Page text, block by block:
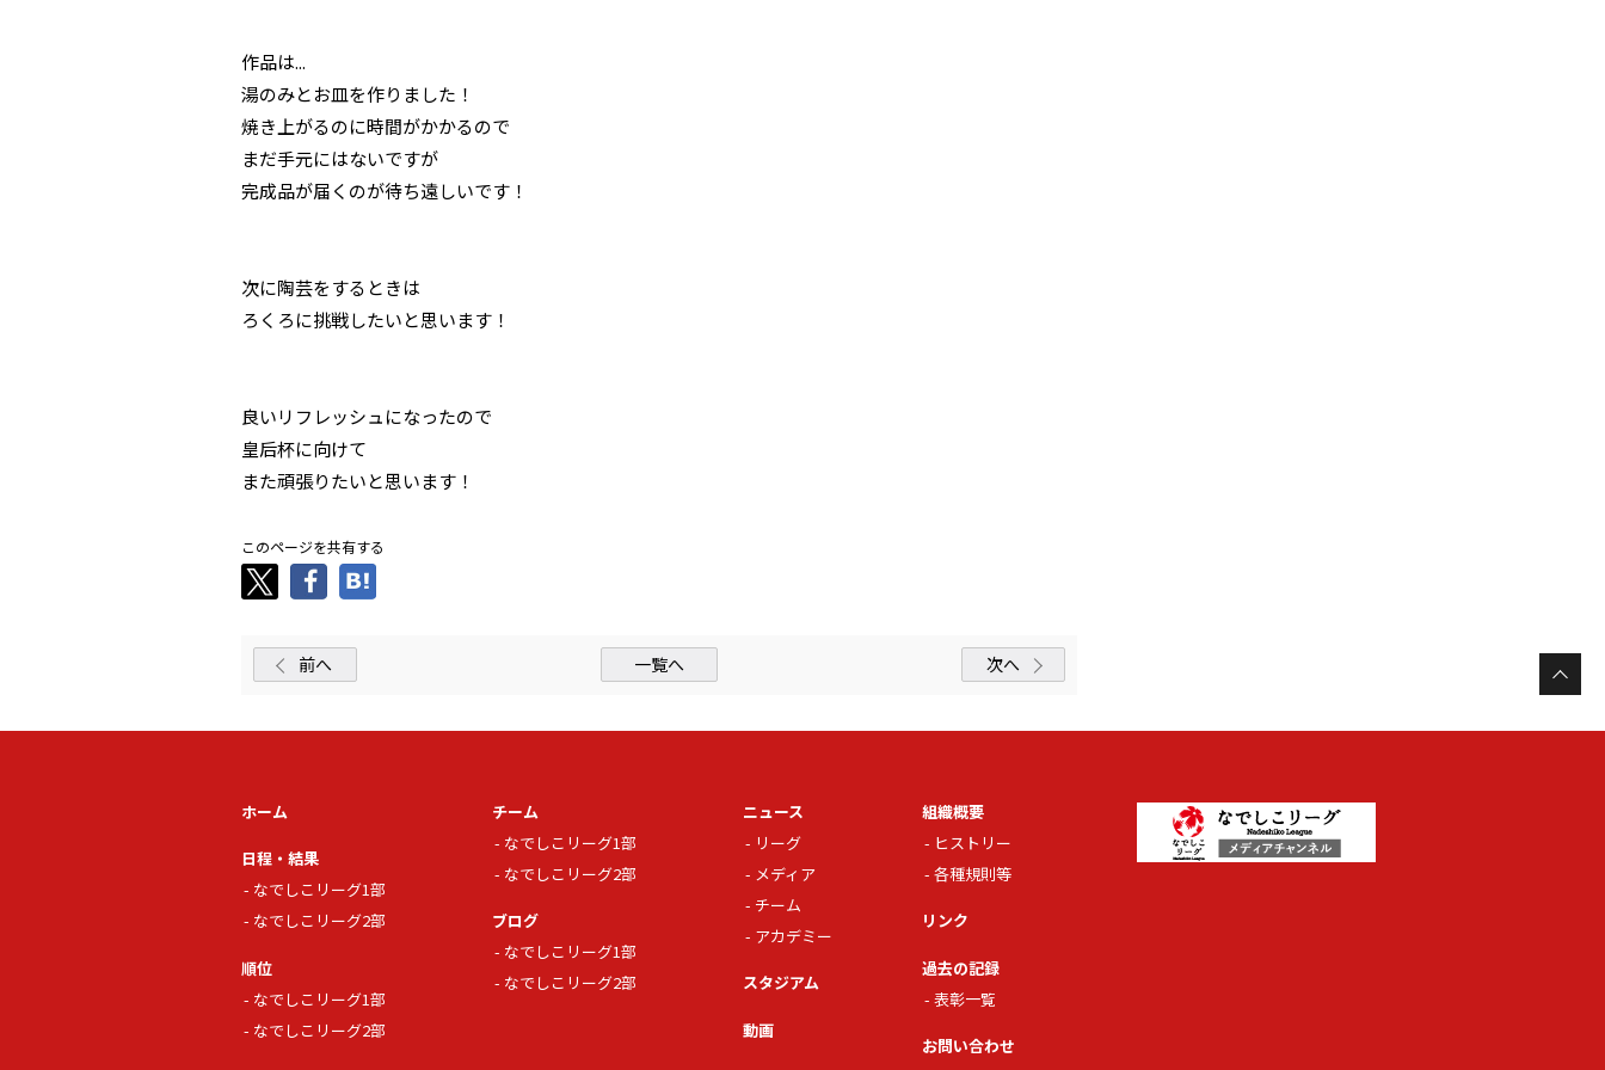
作品は...
湯のみとお皿を作りました！
焼き上がるのに時間がかかるので
まだ手元にはないですが
完成品が届くのが待ち遠しいです！
次に陶芸をするときは
ろくろに挑戦したいと思います！
良いリフレッシュになったので
皇后杯に向けて
また頑張りたいと思います！
このページを共有する
前へ 一覧へ 次へ
ホーム
日程・結果
なでしこリーグ1部
なでしこリーグ2部
順位
なでしこリーグ1部
なでしこリーグ2部
チーム
なでしこリーグ1部
なでしこリーグ2部
ブログ
なでしこリーグ1部
なでしこリーグ2部
ニュース
リーグ
メディア
チーム
アカデミー
スタジアム
動画
組織概要
ヒストリー
各種規則等
リンク
過去の記録
表彰一覧
お問い合わせ